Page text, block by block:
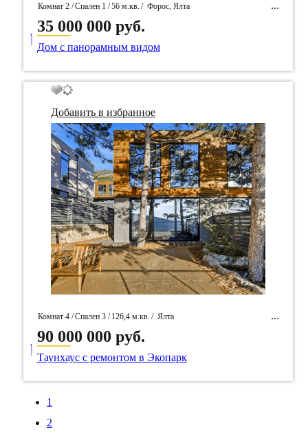
Комнат 2 /Спален 1 /56 м.кв. / Форос, Ялта
/ Идентификатор собственность 95763
35 000 000 руб.
____
Дом с панорамным видом
Добавить в избранное
Комнат 4 /Спален 3 / 126,4 м.кв. / Ялта
/ Идентификатор собственность 95371
90 000 000 руб.
____
Таунхаус с ремонтом в Экопарк
1
2